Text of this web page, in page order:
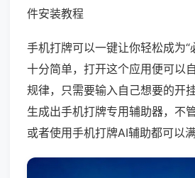
件安装教程
手机打牌可以一键让你轻松成为“
十分简单，打开这个应用便可以
规律，只需要输入自己想要的开
生成出手机打牌专用辅助器，不
或者使用手机打牌AI辅助都可以满